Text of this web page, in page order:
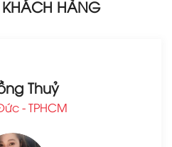
KHÁCH HÀNG
Thuỷ
- TPHCM